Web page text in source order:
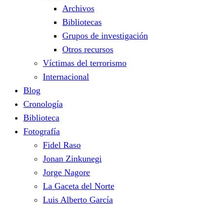
Archivos
Bibliotecas
Grupos de investigación
Otros recursos
Víctimas del terrorismo
Internacional
Blog
Cronología
Biblioteca
Fotografía
Fidel Raso
Jonan Zinkunegi
Jorge Nagore
La Gaceta del Norte
Luis Alberto García